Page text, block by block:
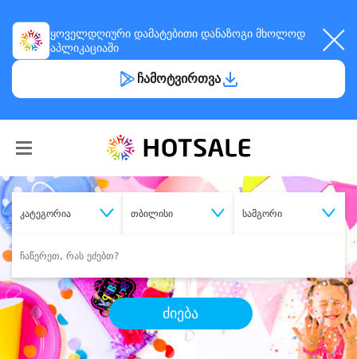
ყოველდღიური დამატებითი დანაზოგი მხოლოდ
აპლიკაციაში
ჩამოტვირთვა
კატეგორია თბილისი სამგორი
ძიება
შეიძინესასურველი მომსახურება